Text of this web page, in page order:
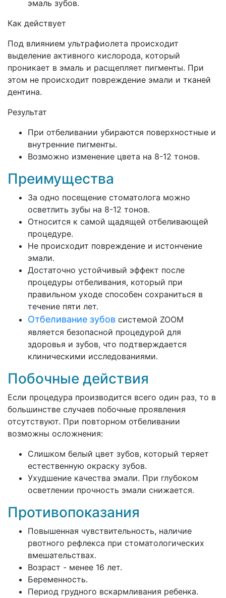
эмаль зубов.
Как действует
Под влиянием ультрафиолета происходит
выделение активного кислорода, который
проникает в эмаль и расщепляет пигменты. При
этом не происходит повреждение эмали и тканей
дентина.
Результат
При отбеливании убираются поверхностные и
внутренние пигменты.
Возможно изменение цвета на 8-12 тонов.
Преимущества
За одно посещение стоматолога можно
осветлить зубы на 8-12 тонов.
Относится к самой щадящей отбеливающей
процедуре.
Не происходит повреждение и истончение
эмали.
Достаточно устойчивый эффект после
процедуры отбеливания, который при
правильном уходе способен сохраниться в
течение пяти лет.
Отбеливание зубов системой ZOOM
является безопасной процедурой для
здоровья и зубов, что подтверждается
клиническими исследованиями.
Побочные действия
Если процедура производится всего один раз, то в
большинстве случаев побочные проявления
отсутствуют. При повторном отбеливании
возможны осложнения:
Слишком белый цвет зубов, который теряет
естественную окраску зубов.
Ухудшение качества эмали. При глубоком
осветлении прочность эмали снижается.
Противопоказания
Повышенная чувствительность, наличие
рвотного рефлекса при стоматологических
вмешательствах.
Возраст - менее 16 лет.
Беременность.
Период грудного вскармливания ребенка.